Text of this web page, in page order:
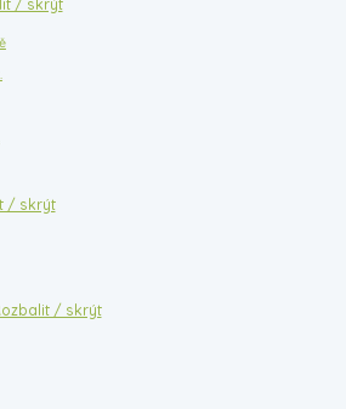
/ skrýt
/ skrýt
/ skrýt